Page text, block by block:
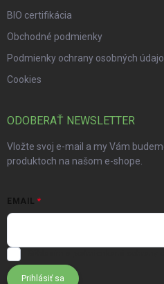
BIO certifikácia
Obchodné podmienky
Podmienky ochrany osobných
Cookies
ODOBERAŤ NEWSLETTER
Vložte svoj e-mail a my Vám
produktoch na našom e-shope.
EMAIL
Prihlásiť sa